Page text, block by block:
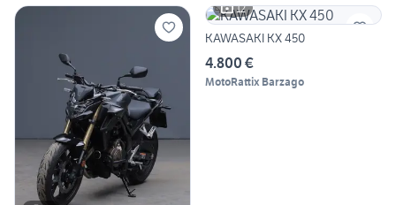
12
KAWASAKI KX 450
4.800 €
MotoRattix Barzago